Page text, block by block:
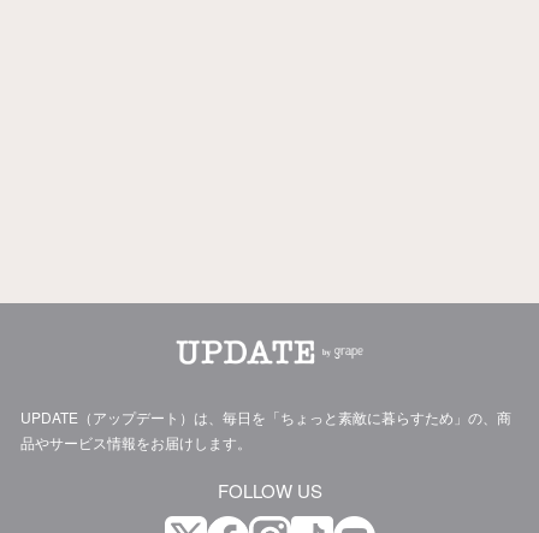
UPDATE（アップデート）は、毎日を「ちょっと素敵に暮らすため」の、商
品やサービス情報をお届けします。
FOLLOW US